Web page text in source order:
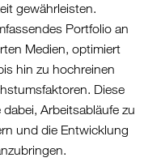
gewährleisten.
Portfolio an
Medien, optimiert
hin zu hochreinen
Diese
Arbeitsabläufe zu
und die Entwicklung